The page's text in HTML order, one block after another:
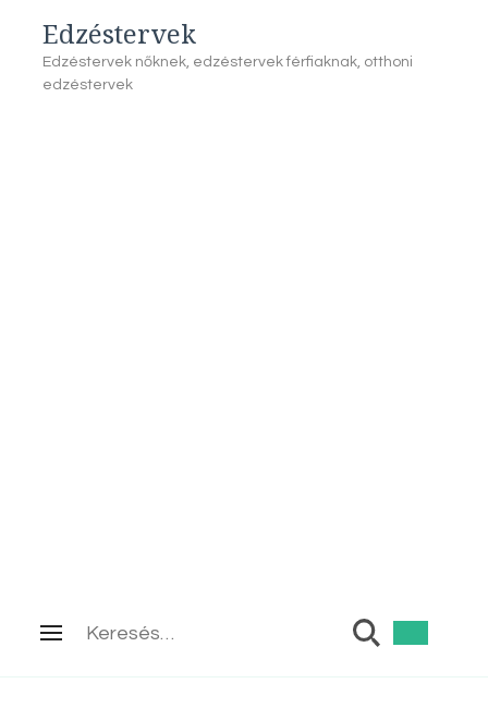
Edzéstervek
Edzéstervek nőknek, edzéstervek férfiaknak, otthoni
edzéstervek
Keresés: